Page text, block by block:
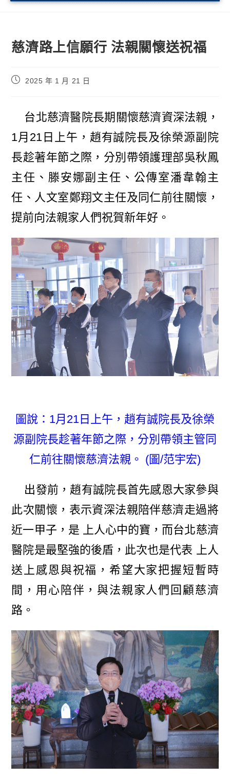
慈濟路上信願行 法親關懷送祝福
2025 年 1 月 21 日
台北慈濟醫院長期關懷慈濟資深法親，
1月21日上午，趙有誠院長及徐榮源副院
長趁著年節之際，分別帶領護理部吳秋鳳
主任、滕安娜副主任、公傳室潘韋翰主
任、人文室鄭翔文主任及同仁前往關懷，
提前向法親家人們祝賀新年好。
圖說：1月21日上午，趙有誠院長及徐榮
源副院長趁著年節之際，分別帶領主管同
仁前往關懷慈濟法親。 (圖/范宇宏)
出發前，趙有誠院長首先感恩大家參與
此次關懷，表示資深法親陪伴慈濟走過將
近一甲子，是 上人心中的寶，而台北慈濟
醫院是最堅強的後盾，此次也是代表 上人
送上感恩與祝福，希望大家把握短暫時
間，用心陪伴，與法親家人們回顧慈濟
路。